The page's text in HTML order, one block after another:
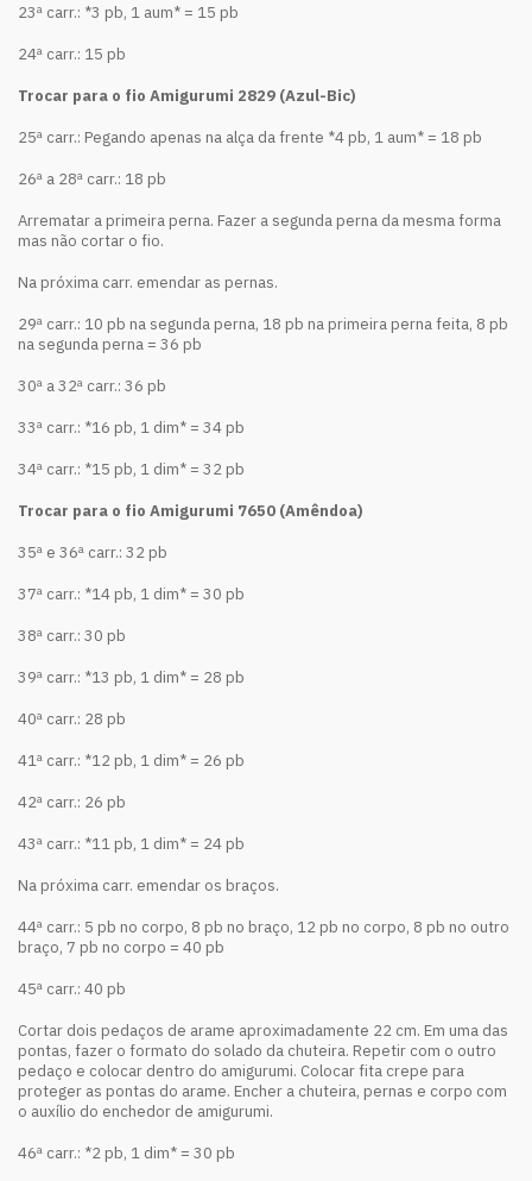
23ª carr.: *3 pb, 1 aum* = 15 pb
24ª carr.: 15 pb
Trocar para o fio Amigurumi 2829 (Azul-Bic)
25ª carr.: Pegando apenas na alça da frente *4 pb, 1 aum* = 18 pb
26ª a 28ª carr.: 18 pb
Arrematar a primeira perna. Fazer a segunda perna da mesma forma
mas não cortar o fio.
Na próxima carr. emendar as pernas.
29ª carr.: 10 pb na segunda perna, 18 pb na primeira perna feita, 8 pb
na segunda perna = 36 pb
30ª a 32ª carr.: 36 pb
33ª carr.: *16 pb, 1 dim* = 34 pb
34ª carr.: *15 pb, 1 dim* = 32 pb
Trocar para o fio Amigurumi 7650 (Amêndoa)
35ª e 36ª carr.: 32 pb
37ª carr.: *14 pb, 1 dim* = 30 pb
38ª carr.: 30 pb
39ª carr.: *13 pb, 1 dim* = 28 pb
40ª carr.: 28 pb
41ª carr.: *12 pb, 1 dim* = 26 pb
42ª carr.: 26 pb
43ª carr.: *11 pb, 1 dim* = 24 pb
Na próxima carr. emendar os braços.
44ª carr.: 5 pb no corpo, 8 pb no braço, 12 pb no corpo, 8 pb no outro
braço, 7 pb no corpo = 40 pb
45ª carr.: 40 pb
Cortar dois pedaços de arame aproximadamente 22 cm. Em uma das
pontas, fazer o formato do solado da chuteira. Repetir com o outro
pedaço e colocar dentro do amigurumi. Colocar fita crepe para
proteger as pontas do arame. Encher a chuteira, pernas e corpo com
o auxílio do enchedor de amigurumi.
46ª carr.: *2 pb, 1 dim* = 30 pb